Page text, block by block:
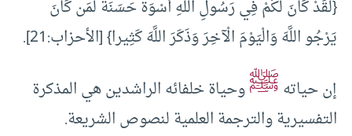
{لَقَدْ كَانَ لَكُمْ فِي رَسُولِ اللَّهِ أُسْوَةٌ حَسَنَةٌ لِّمَن كَانَ
يَرْجُو اللَّهَ وَالْيَوْمَ الْآخِرَ وَذَكَرَ اللَّهَ كَثِيرا} [الأحزاب:21].
إن حياتهﷺوحياة خلفائه الراشدين هي المذكرة
التفسيرية والترجمة العلمية لنصوص الشريعة.